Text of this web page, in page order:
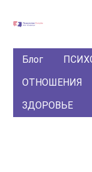
Блог
ОТНОШЕНИЯ
ЗДОРОВЬЕ